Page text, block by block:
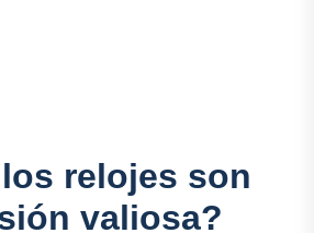
relojes son
valiosa?